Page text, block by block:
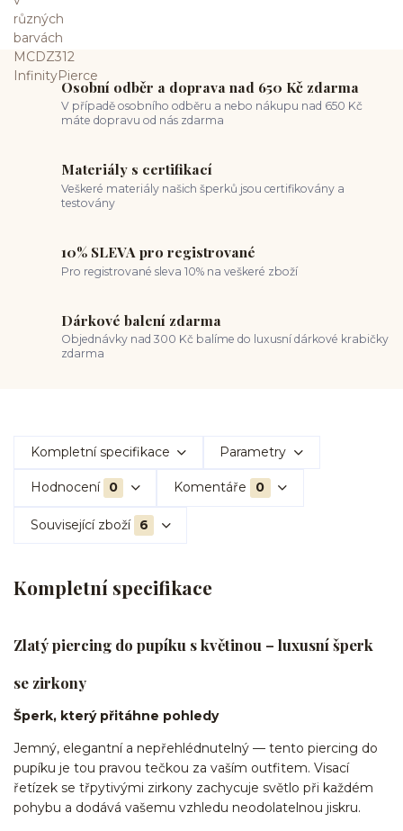
Osobní odběr a doprava nad 650 Kč zdarma
V případě osobního odběru a nebo nákupu nad 650 Kč
máte dopravu od nás zdarma
Materiály s certifikací
Veškeré materiály našich šperků jsou certifikovány a
testovány
10% SLEVA pro registrované
Pro registrované sleva 10% na veškeré zboží
Dárkové balení zdarma
Objednávky nad 300 Kč balíme do luxusní dárkové krabičky
zdarma
Kompletní specifikace Parametry
Hodnocení 0 Komentáře 0
Související zboží 6
Kompletní specifikace
Zlatý piercing do pupíku s květinou – luxusní šperk
se zirkony
Šperk, který přitáhne pohledy
Jemný, elegantní a nepřehlédnutelný — tento piercing do
pupíku je tou pravou tečkou za vaším outfitem. Visací
řetízek se třpytivými zirkony zachycuje světlo při každém
pohybu a dodává vašemu vzhledu neodolatelnou jiskru.